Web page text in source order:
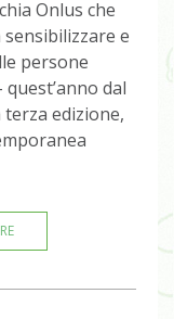
Onlus che
e
persone
quest’anno dal
edizione,